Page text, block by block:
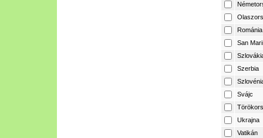
Románia
San
Szerbia
Svájc
Ukrajna
Vatikán